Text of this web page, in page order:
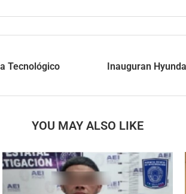
Tecnológico
Inauguran
YOU MAY ALSO LIKE